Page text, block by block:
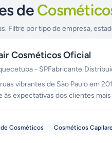
de
Filtre por tipo de empresa,
Cosméticos Oficial
- SPFabricante·
vibrantes de São Paulo em
às expectativas dos clientes
de sua produção, uma raridade
se destacasse por sua
Cosméticos Cosméticos